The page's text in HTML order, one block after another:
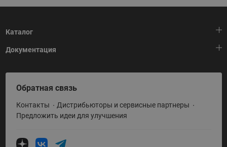
Каталог
Тепловая автоматика
Холодильная техника
Приводная техника
Промышленная автоматика
Теплообменное оборудование
Документация
HeatPlatform (Тепловая платформа)
Полезные программы и инструменты
Условия поставки
Обратная связь
Контакты
Дистрибьюторы и сервисные партнеры
Предложить идеи для улучшения